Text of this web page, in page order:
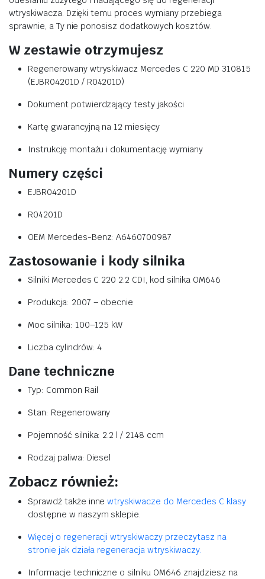
wtryskiwacza. Dzięki temu proces wymiany przebiega
sprawnie, a Ty nie ponosisz dodatkowych kosztów.
W zestawie otrzymujesz
Regenerowany wtryskiwacz Mercedes C 220 MD 310815
(EJBR04201D / R04201D)
Dokument potwierdzający testy jakości
Kartę gwarancyjną na 12 miesięcy
Instrukcję montażu i dokumentację wymiany
Numery części
EJBR04201D
R04201D
OEM Mercedes-Benz: A6460700987
Zastosowanie i kody silnika
Silniki Mercedes C 220 2.2 CDI, kod silnika OM646
Produkcja: 2007 – obecnie
Moc silnika: 100–125 kW
Liczba cylindrów: 4
Dane techniczne
Typ: Common Rail
Stan: Regenerowany
Pojemność silnika: 2.2 l / 2148 ccm
Rodzaj paliwa: Diesel
Zobacz również:
Sprawdź także innewtryskiwacze do Mercedes C klasy
dostępne w naszym sklepie.
Więcej o regeneracji wtryskiwaczy przeczytasz na
stronie jak działa regeneracja wtryskiwaczy.
Informacje techniczne o silniku OM646 znajdziesz na